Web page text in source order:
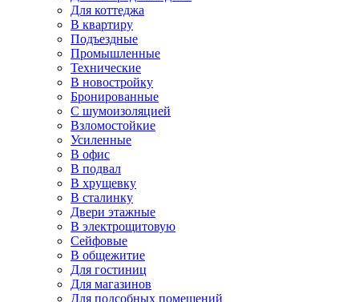
Для коттеджа
В квартиру
Подъездные
Промышленные
Технические
В новостройку
Бронированные
С шумоизоляцией
Взломостойкие
Усиленные
В офис
В подвал
В хрущевку
В сталинку
Двери этажные
В электрощитовую
Сейфовые
В общежитие
Для гостиниц
Для магазинов
Для подсобных помещений